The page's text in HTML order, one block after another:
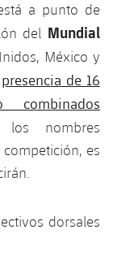
a punto de
del Mundial
México y
presencia de 16
los nombres
es
dorsales